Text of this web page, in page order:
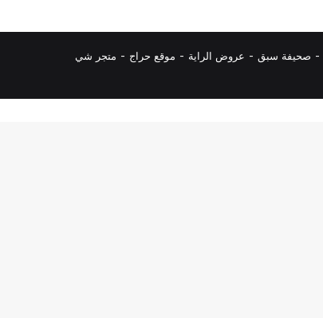
- صحيفة سبق - عروض الراية - موقع حراج - متجر شي